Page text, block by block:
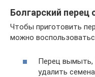
Болгарский
Чтобы приготовить
можно
Перец вымыть,
удалить